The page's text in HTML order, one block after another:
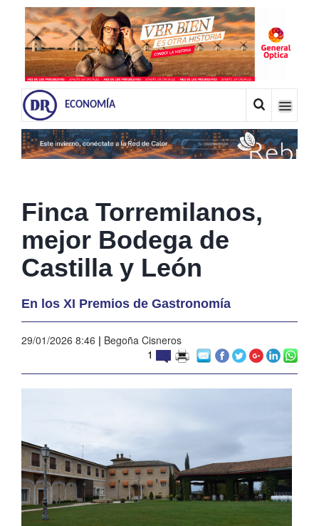
ECONOMÍA
Finca Torremilanos,
mejor Bodega de
Castilla y León
En los XI Premios de Gastronomía
29/01/2026 8:46 | Begoña Cisneros
1